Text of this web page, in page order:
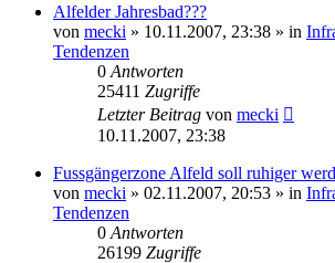
Alfelder Jahresbad???
von mecki » 10.11.2007, 23:38 » in
Tendenzen
0 Antworten
25411 Zugriffe
Letzter Beitrag von mecki
10.11.2007, 23:38
Fussgängerzone Alfeld soll ruhiger
von mecki » 02.11.2007, 20:53 » in
Tendenzen
0 Antworten
26199 Zugriffe